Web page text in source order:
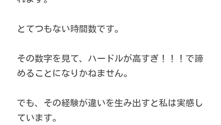
とてつもない時間数です。
その数字を見て、ハードルが高すぎ！！！で諦
めることになりかねません。
でも、その経験が違いを生み出すと私は実感し
ています。